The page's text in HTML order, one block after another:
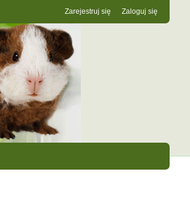
Zaloguj się
Zarejestruj się